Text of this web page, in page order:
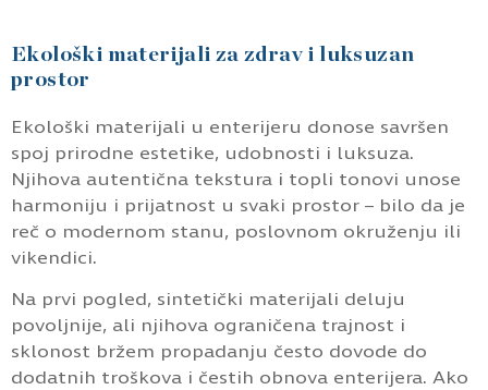
Ekološki materijali za zdrav i luksuzan
prostor
Ekološki materijali u enterijeru donose savršen
spoj prirodne estetike, udobnosti i luksuza.
Njihova autentična tekstura i topli tonovi unose
harmoniju i prijatnost u svaki prostor – bilo da je
reč o modernom stanu, poslovnom okruženju ili
vikendici.
Na prvi pogled, sintetički materijali deluju
povoljnije, ali njihova ograničena trajnost i
sklonost bržem propadanju često dovode do
dodatnih troškova i čestih obnova enterijera. Ako